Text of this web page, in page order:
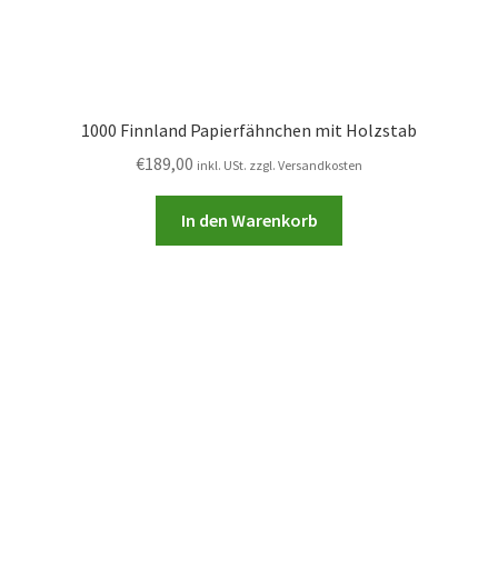
1000 Finnland Papierfähnchen mit Holzstab
€189,00 inkl. USt. zzgl. Versandkosten
In den Warenkorb